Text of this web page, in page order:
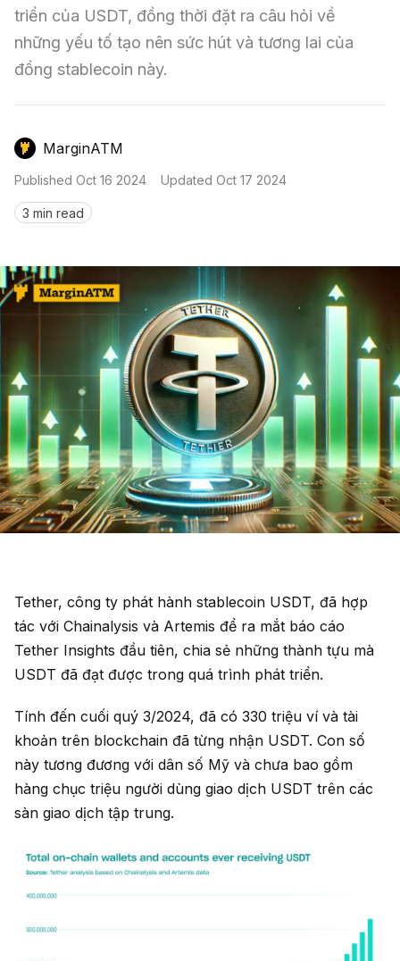
Kinh Nghiệm Đầu Tư
Sàn Giao Dịch
Mô Hình Biểu Đồ Giá
GameFi
Sign in
triển của USDT, đồng thời đặt ra câu hỏi về
những yếu tố tạo nên sức hút và tương lai của
đồng stablecoin này.
MarginATM
Published Oct 16 2024 Updated Oct 17 2024
3 min read
Tether, công ty phát hành stablecoin USDT, đã hợp
tác với Chainalysis và Artemis để ra mắt báo cáo
Tether Insights đầu tiên, chia sẻ những thành tựu mà
USDT đã đạt được trong quá trình phát triển.
Tính đến cuối quý 3/2024, đã có 330 triệu ví và tài
khoản trên blockchain đã từng nhận USDT. Con số
này tương đương với dân số Mỹ và chưa bao gồm
hàng chục triệu người dùng giao dịch USDT trên các
sàn giao dịch tập trung.